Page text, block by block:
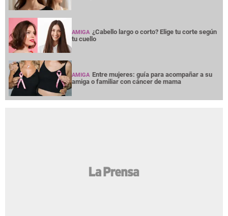
AMIGA ¿Cabello largo o corto? Elige tu corte según
tu cuello
AMIGA Entre mujeres: guía para acompañar a su
amiga o familiar con cáncer de mama